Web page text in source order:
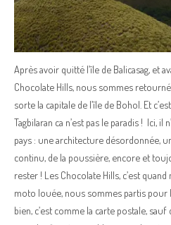
Après avoir quitté l’île de Balicasag, et
Chocolate Hills, nous sommes
sorte la capitale de l’île de Bohol. Et
Tagbilaran ca n’est pas le paradis ! Ici, il
pays : une architecture désordonnée,
continu, de la poussière, encore et
rester ! Les Chocolate Hills, c’est
moto louée, nous sommes partis pour
bien, c’est comme la carte postale, sauf